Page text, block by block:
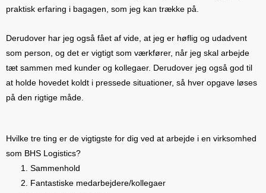
praktisk erfaring i bagagen, som jeg kan trække på.
Derudover har jeg også fået af vide, at jeg er høflig og udadvent
som person, og det er vigtigt som værkfører, når jeg skal arbejde
tæt sammen med kunder og kollegaer. Derudover jeg også god til
at holde hovedet koldt i pressede situationer, så hver opgave løses
på den rigtige måde.
Hvilke tre ting er de vigtigste for dig ved at arbejde i en virksomhed
som BHS Logistics?
Sammenhold
Fantastiske medarbejdere/kollegaer